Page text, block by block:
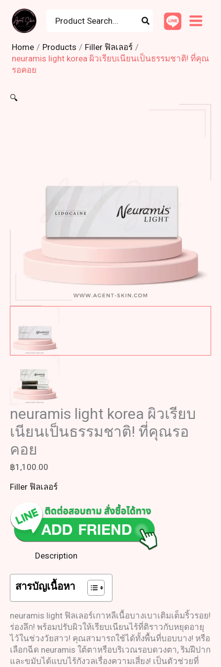
content
for:
Home Products
Filler ฟิลเลอร์
neuramis light korea ผิวเรียบเนียนเป็นธรรมชาติ! ที่คุณ
รอคอย
🔍
neuramis light korea ผิวเรียบ
เนียนเป็นธรรมชาติ! ที่คุณรอ
คอย
฿1,100.00
Filler ฟิลเลอร์
Description
สารบัญเนื้อหา
neuramis light ฟิลเลอร์เกาหลีเนื้อบางเบาเติมเต็มริ้วรอย!
ร่องลึก! พร้อมปรับผิวให้เรียบเนียนไร้ที่ติราวกับหยุดอายุ
ไว้ในช่วงวัยสาว! คุณสามารถใช้ได้ทั้งพื้นที่บอบบาง! หรือ
เลือกฉีด neuramis ใต้ตาหรือบริเวณรอบดวงตา, ริมฝีปาก
และขมับได้แบบไร้กังวลเรื่องความเสี่ยง! เป็นตัวช่วยที่